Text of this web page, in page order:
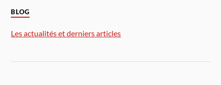
BLOG
Les actualités et derniers articles